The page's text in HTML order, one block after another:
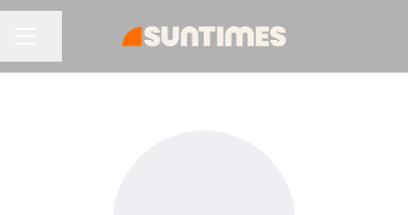
MENU CARRIERA
Condividi la pagina